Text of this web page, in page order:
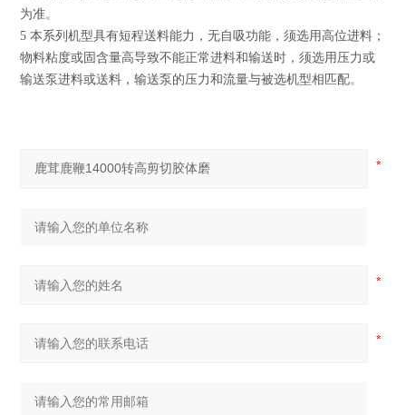
为准。
5 本系列机型具有短程送料能力，无自吸功能，须选用高位进料；
物料粘度或固含量高导致不能正常进料和输送时，须选用压力或
输送泵进料或送料，输送泵的压力和流量与被选机型相匹配。